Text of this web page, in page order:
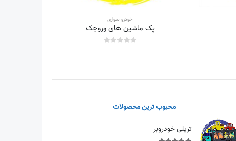
خودرو سواری
پک ماشین های وروجک
محبوب ترین محصولات
تریلی خودروبر